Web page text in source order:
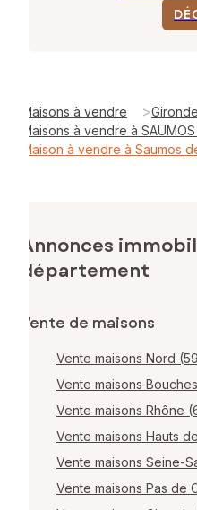
Maisons à vendre >
Maisons à vendre à
Maison à vendre à Saumos
Annonces
département
Vente de maisons
Vente maisons Nord
Vente maisons
Vente maisons Rhône
Vente maisons Hauts
Vente maisons Seine-
Vente maisons Pas de